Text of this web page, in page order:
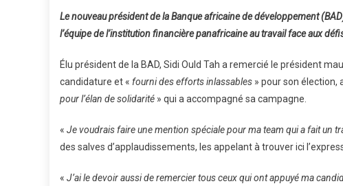
Le nouveau président de la Banque africaine de développement
l’équipe de l’institution financière panafricaine au travail face aux
Élu président de la BAD, Sidi Ould Tah a remercié le président
candidature et « fourni des efforts inlassables » pour son élection,
pour l’élan de solidarité » qui a accompagné sa campagne.
« Je voudrais faire une mention spéciale pour ma team qui a fait un
des salves d’applaudissements, les appelant à trouver ici
« J’ai le devoir aussi de remercier tous ceux qui ont appuyé ma